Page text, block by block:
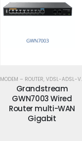
MODEM – ROUTER,VDSL-ADSL-VPN
Grandstream
GWN7052 Router
Gigabit Dual Band